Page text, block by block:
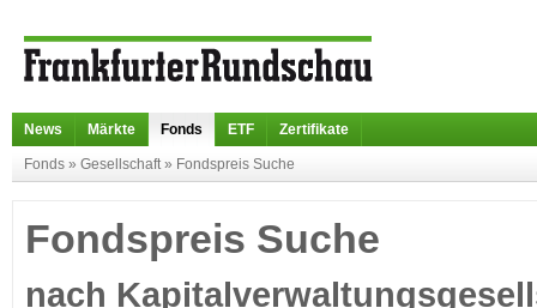
News Märkte Fonds ETF Zertifikate
Fonds » Gesellschaft» Fondspreis Suche
Fondspreis Suche
nach